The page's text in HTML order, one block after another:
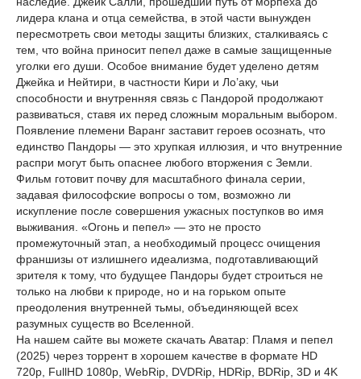
лидера клана и отца семейства, в этой части вынужден
пересмотреть свои методы защиты близких, сталкиваясь с
тем, что война приносит пепел даже в самые защищенные
уголки его души. Особое внимание будет уделено детям
Джейка и Нейтири, в частности Кири и Ло’аку, чьи
способности и внутренняя связь с Пандорой продолжают
развиваться, ставя их перед сложным моральным выбором.
Появление племени Варанг заставит героев осознать, что
единство Пандоры — это хрупкая иллюзия, и что внутренние
распри могут быть опаснее любого вторжения с Земли.
Фильм готовит почву для масштабного финала серии,
задавая философские вопросы о том, возможно ли
искупление после совершения ужасных поступков во имя
выживания. «Огонь и пепел» — это не просто
промежуточный этап, а необходимый процесс очищения
франшизы от излишнего идеализма, подготавливающий
зрителя к тому, что будущее Пандоры будет строиться не
только на любви к природе, но и на горьком опыте
преодоления внутренней тьмы, объединяющей всех
разумных существ во Вселенной.
На нашем сайте вы можете скачать Аватар: Пламя и пепел
(2025) через торрент в хорошем качестве в формате HD
720p, FullHD 1080p, WebRip, DVDRip, HDRip, BDRip, 3D и 4K